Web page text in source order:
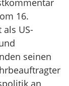
16.
US-
seinen
an